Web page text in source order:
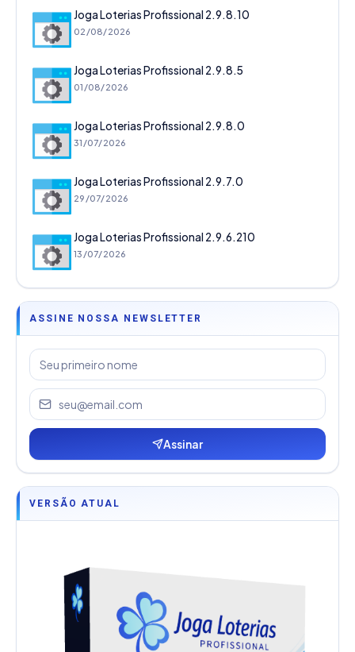
Joga Loterias Profissional 2.9.8.10
02/08/2026
Joga Loterias Profissional 2.9.8.5
01/08/2026
Joga Loterias Profissional 2.9.8.0
31/07/2026
Joga Loterias Profissional 2.9.7.0
29/07/2026
Joga Loterias Profissional 2.9.6.210
13/07/2026
ASSINE NOSSA NEWSLETTER
Assinar
VERSÃO ATUAL